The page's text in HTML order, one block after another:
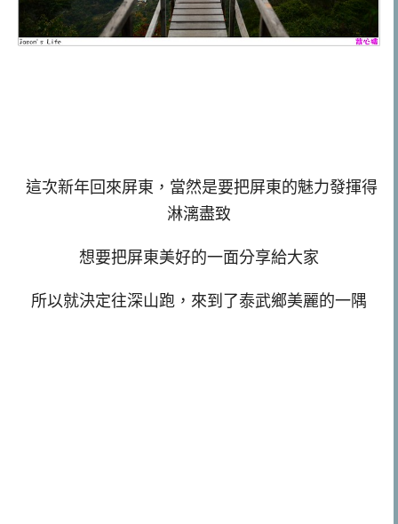
這次新年回來屏東，當然是要把屏東的魅力發揮得
淋漓盡致
想要把屏東美好的一面分享給大家
所以就決定往深山跑，來到了泰武鄉美麗的一隅